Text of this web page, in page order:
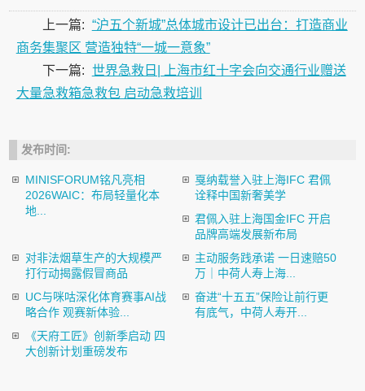
上一篇: “沪五个新城”总体城市设计已出台：打造商业
商务集聚区 营造独特“一城一意象”
下一篇: 世界急救日| 上海市红十字会向交通行业赠送
大量急救箱急救包 启动急救培训
发布时间:
MINISFORUM铭凡亮相
2026WAIC：布局轻量化本
地...
戛纳载誉入驻上海IFC 君佩
诠释中国新奢美学
君佩入驻上海国金IFC 开启
品牌高端发展新布局
对非法烟草生产的大规模严
打行动揭露假冒商品
主动服务践承诺 一日速赔50
万｜中荷人寿上海...
UC与咪咕深化体育赛事AI战
略合作 观赛新体验...
奋进“十五五”保险让前行更
有底气，中荷人寿开...
《天府工匠》创新季启动 四
大创新计划重磅发布